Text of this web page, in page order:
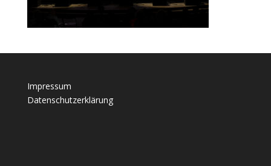
Impressum
Datenschutzerklärung